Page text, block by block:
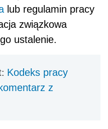
lub regulamin pracy
związkowa
ustalenie.
Kodeks pracy
z